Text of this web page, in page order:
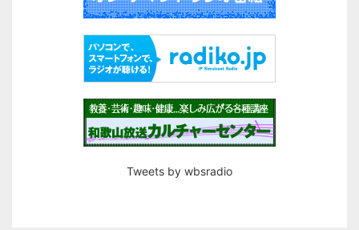
Tweets by wbsradio